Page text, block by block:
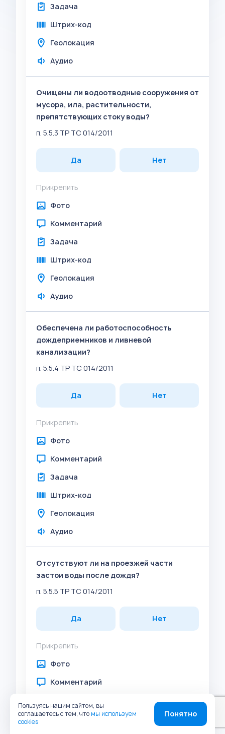
Задача
Штрих-код
Геолокация
Аудио
Очищены ли водоотводные сооружения от
мусора, ила, растительности,
препятствующих стоку воды?
п. 5.5.3 ТР ТС 014/2011
Да Нет
Прикрепить
Фото
Комментарий
Задача
Штрих-код
Геолокация
Аудио
Обеспечена ли работоспособность
дождеприемников и ливневой
канализации?
п. 5.5.4 ТР ТС 014/2011
Да Нет
Прикрепить
Фото
Комментарий
Задача
Штрих-код
Геолокация
Аудио
Отсутствуют ли на проезжей части
застои воды после дождя?
п. 5.5.5 ТР ТС 014/2011
Да Нет
Прикрепить
Фото
Комментарий
Штрих-код
Пользуясь нашим сайтом, вы
соглашаетесь с тем, что мы используем
cookies
Понятно